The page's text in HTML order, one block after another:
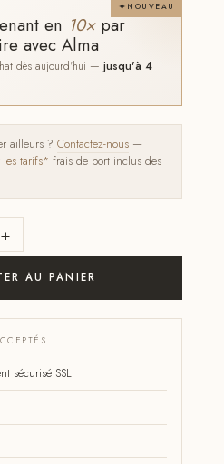
NOUVEAU
en 10×par
avec Alma
dès aujourd'hui —jusqu'à 4
ailleurs ?Contactez-nous —
les tarifs* frais de port inclus des
+
AU PANIER
sécurisé SSL